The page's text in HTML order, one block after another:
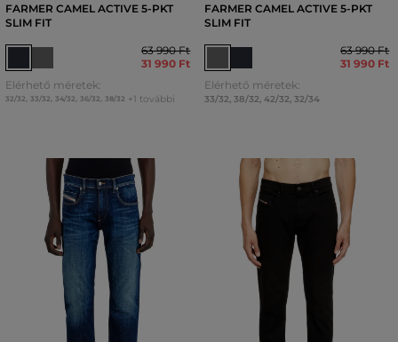
FARMER CAMEL ACTIVE 5-PKT
SLIM FIT
63 990 Ft
31 990 Ft
Elérhető méretek:
32/32, 33/32, 34/32, 36/32, 38/32 +1 további
FARMER CAMEL ACTIVE 5-PKT
SLIM FIT
63 990 Ft
31 990 Ft
Elérhető méretek:
33/32, 38/32, 42/32, 32/34